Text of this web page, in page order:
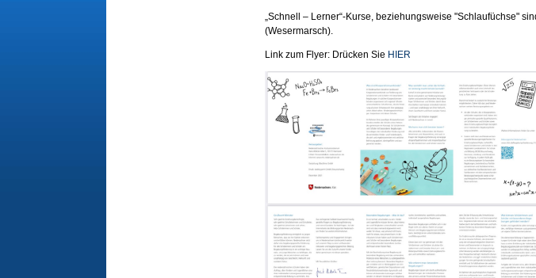
„Schnell – Lerner“-Kurse, beziehungsweise "Schlaufüchse"
(Wesermarsch).
Link zum Flyer: Drücken Sie HIER